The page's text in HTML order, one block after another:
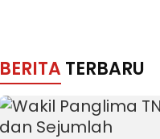
BERITA TERBARU